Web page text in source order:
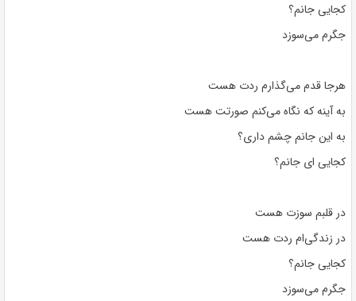
کجایی جانم؟
جگرم می‌سوزد
هرجا قدم می‌گذارم ردت هست
به آینه که نگاه می‌کنم صورتت هست
به این جانم چشم داری؟
کجایی ای جانم؟
در قلبم سوزت هست
در زندگی‌ام ردت هست
کجایی جانم؟
جگرم می‌سوزد